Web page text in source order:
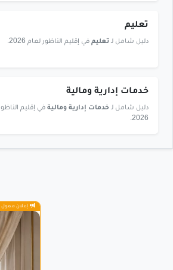
تعليم
دليل شامل لـ تعليم في إقليم الناظور لعام 2026.
خدمات إدارية ومالية
دليل شامل لـ خدمات إدارية ومالية في إقليم
2026.
إعلان ممول